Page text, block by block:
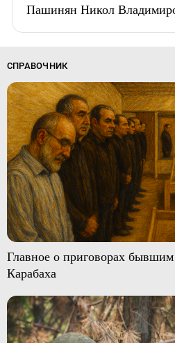
Пашинян Никол
СПРАВОЧНИК
Главное о приговорах
Карабаха